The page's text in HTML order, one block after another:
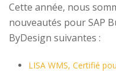
Cette année, nous
nouveautés pour SAP
ByDesign suivantes :
LISA WMS, Certifié